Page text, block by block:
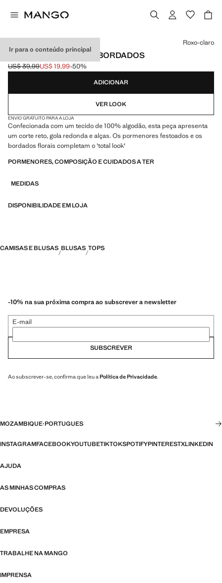
Ir para o conteúdo principal
BLUSA PORMENORES BORDADOS
Preço inicial riscado [US$ 39,99 ]
US$ 39,99
Preço atual [US$ 19,99 ]
US$ 19,99-50%
Selecione uma cor
Roxo-claro
ADICIONAR
VER LOOK
ENVIO GRATUITO PARA A LOJA
Confecionada com um tecido de 100% algodão, esta peça apresenta
um corte reto, gola redonda e alças. Os pormenores festoados e os
bordados florais completam o 'total look'
PORMENORES, COMPOSIÇÃO E CUIDADOS A TER
MEDIDAS
DISPONIBILIDADE EM LOJA
CAMISAS E BLUSAS BLUSAS TOPS
-10% na sua próxima compra ao subscrever a newsletter
E-mail
SUBSCREVER
Ao subscrever-se, confirma que leu a Política de Privacidade.
MOZAMBIQUE·PORTUGUES
INSTAGRAMFACEBOOKYOUTUBETIKTOKSPOTIFYPINTERESTXLINKEDIN
AJUDA
AS MINHAS COMPRAS
DEVOLUÇÕES
EMPRESA
TRABALHE NA MANGO
IMPRENSA